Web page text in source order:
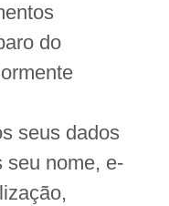
do
seus dados
seu nome, e-